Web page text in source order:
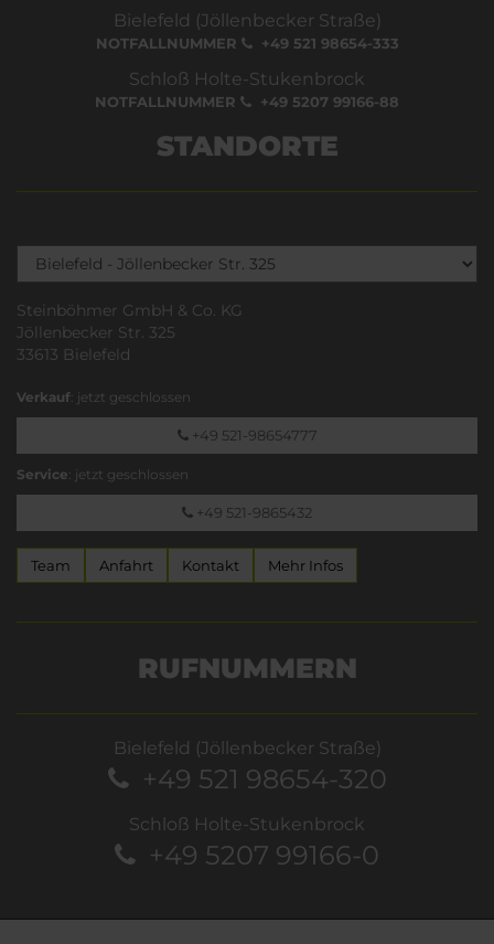
Bielefeld (Jöllenbecker Straße)
NOTFALLNUMMER +49 521 98654-333
Schloß Holte-Stukenbrock
NOTFALLNUMMER +49 5207 99166-88
STANDORTE
Steinböhmer GmbH & Co. KG
Jöllenbecker Str. 325
33613 Bielefeld
Verkauf: jetzt geschlossen
+49 521-98654777
Service: jetzt geschlossen
+49 521-9865432
Team Anfahrt Kontakt Mehr Infos
RUFNUMMERN
Bielefeld (Jöllenbecker Straße)
+49 521 98654-320
Schloß Holte-Stukenbrock
+49 5207 99166-0